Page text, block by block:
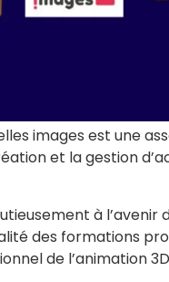
images est une
et la gestion
à
des formations
de l’animation